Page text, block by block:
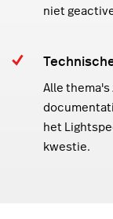
niet
Alle
het
kwestie.